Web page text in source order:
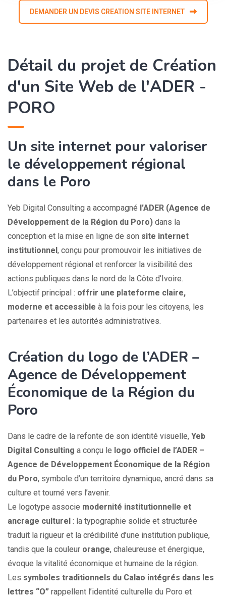
DEMANDER UN DEVIS CREATION SITE INTERNET
Détail du projet de Création
d'un Site Web de l'ADER -
PORO
Un site internet pour valoriser
le développement régional
dans le Poro
Yeb Digital Consulting a accompagné l’ADER (Agence de
Développement de la Région du Poro) dans la
conception et la mise en ligne de son site internet
institutionnel , conçu pour promouvoir les initiatives de
développement régional et renforcer la visibilité des
actions publiques dans le nord de la Côte d’Ivoire.
L’objectif principal : offrir une plateforme claire,
moderne et accessible à la fois pour les citoyens, les
partenaires et les autorités administratives.
Création du logo de l’ADER –
Agence de Développement
Économique de la Région du
Poro
Dans le cadre de la refonte de son identité visuelle, Yeb
Digital Consulting a conçu le logo officiel de l’ADER –
Agence de Développement Économique de la Région
du Poro, symbole d’un territoire dynamique, ancré dans sa
culture et tourné vers l’avenir.
Le logotype associe modernité institutionnelle et
ancrage culturel : la typographie solide et structurée
traduit la rigueur et la crédibilité d’une institution publique,
tandis que la couleur orange, chaleureuse et énergique,
évoque la vitalité économique et humaine de la région.
Les symboles traditionnels du Calao intégrés dans les
lettres “O” rappellent l’identité culturelle du Poro et